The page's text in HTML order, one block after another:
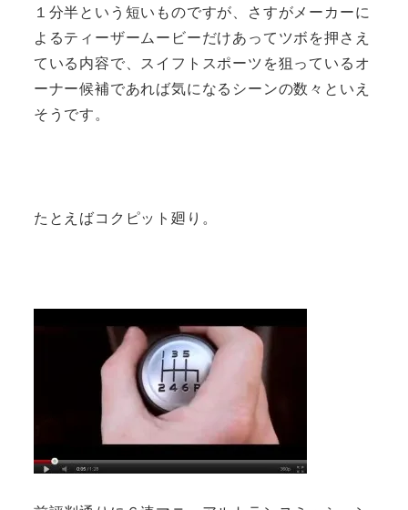
１分半という短いものですが、さすがメーカーに
よるティーザームービーだけあってツボを押さえ
ている内容で、スイフトスポーツを狙っているオ
ーナー候補であれば気になるシーンの数々といえ
そうです。
たとえばコクピット廻り。